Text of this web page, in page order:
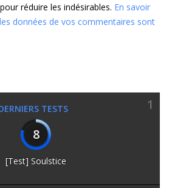
réduire les indésirables. En savoir
données de vos commentaires sont
TESTS
1
8
[Test] Soulstice